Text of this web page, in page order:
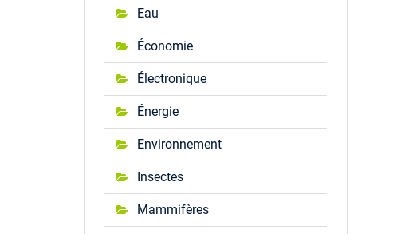
Eau
Économie
Électronique
Énergie
Environnement
Insectes
Mammifères